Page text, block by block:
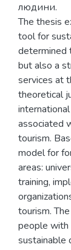
людини.
The thesis
tool for
determined
but also a
services at
theoretical
associated
tourism.
model for
areas:
training,
tourism.
people with
sustainable